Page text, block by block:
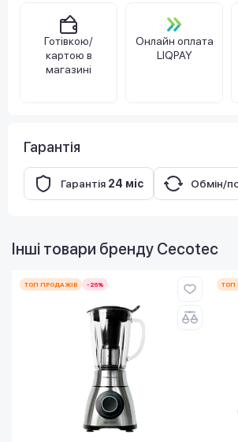
Готівкою/
картою в
магазині
Онлайн оплата
LIQPAY
Гарантія
Гарантія 24 міс Обмін/
Інші товари бренду Cecotec
ТОП ПРОДАЖІВ -26% ТОП